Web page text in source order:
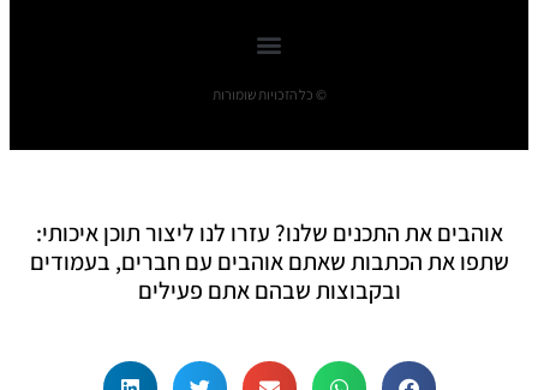
© כל הזכויות שומורות
אוהבים את התכנים שלנו? עזרו לנו ליצור תוכן איכותי:
שתפו את הכתבות שאתם אוהבים עם חברים, בעמודים
ובקבוצות שבהם אתם פעילים